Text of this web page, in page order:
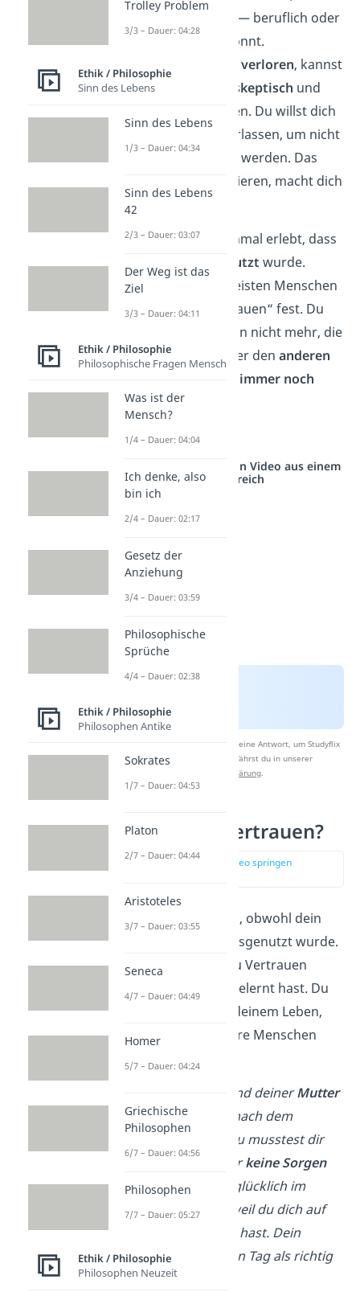
ihr eure Beziehung — beruflich oder
privat– aufbauen könnt.
verloren, kannst
du zusätzlich auch
skeptisch und
werden. Du willst dich
auf keinen mehr verlassen, um nicht
nochmal verletzt zu werden. Das
kann zwar funktionieren, macht dich
aber auch
Fast jeder hat schon einmal erlebt, dass
sein Vertrauen
ausgenutzt wurde.
Trotzdem halten die meisten Menschen
an dem
Konzept„Vertrauen“ fest. Du
vertraust nur der Person nicht mehr, die
dich enttäuscht hat. Aber den anderen
immer noch
Vertrauen.
Doch woran liegt das?
Studyflix vernetzt: Hier ein Video aus einem
anderen Bereich
Nach Beantwortung speichern wir deine Antwort, um Studyflix
zu verbessern. Mehr dazu erfährst du in unserer
Datenschutzerklärung.
Wie entsteht Vertrauen?
zur Stelle im Video springen
Du vertraust Menschen, obwohl dein
Vertrauen schonmal ausgenutzt wurde.
Das liegt daran, dass du Vertrauen
schon in der
gelernt hast. Du
erfährst schon früh in deinem Leben,
dass Vertrauen in andere Menschen
belohnt
Du hast als Kind deinerMutter
vertraut, dass sie dich nach dem
Kindergarten
. Du musstest dir
deswegen den Tag überkeine Sorgen
machen und konntest glücklich im
Kindergarten spielen, weil du dich auf
deine Mutter verlassen hast. Dein
Vertrauen hat sich jeden Tag als richtig
erwiesen.
Trolley Problem
3/3 – Dauer: 04:28
Ethik / Philosophie
Sinn des Lebens
Sinn des Lebens
1/3 – Dauer: 04:34
Sinn des Lebens
42
2/3 – Dauer: 03:07
Der Weg ist das
Ziel
3/3 – Dauer: 04:11
Ethik / Philosophie
Philosophische Fragen Mensch
Was ist der
Mensch?
1/4 – Dauer: 04:04
Ich denke, also
bin ich
2/4 – Dauer: 02:17
Gesetz der
Anziehung
3/4 – Dauer: 03:59
Philosophische
Sprüche
4/4 – Dauer: 02:38
Ethik / Philosophie
Philosophen Antike
Sokrates
1/7 – Dauer: 04:53
Platon
2/7 – Dauer: 04:44
Aristoteles
3/7 – Dauer: 03:55
Seneca
4/7 – Dauer: 04:49
Homer
5/7 – Dauer: 04:24
Griechische
Philosophen
6/7 – Dauer: 04:56
Philosophen
7/7 – Dauer: 05:27
Ethik / Philosophie
Philosophen Neuzeit